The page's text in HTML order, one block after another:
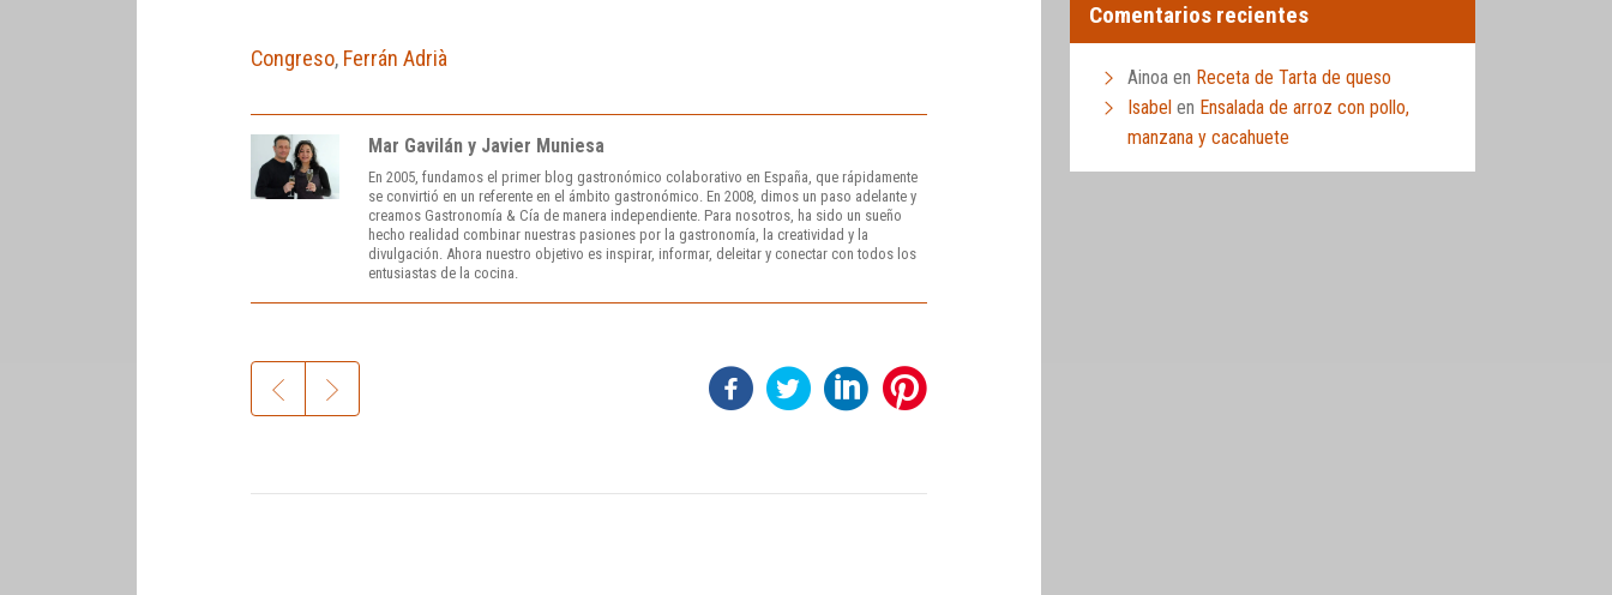
Congreso, Ferrán Adrià
Mar Gavilán y Javier Muniesa
En 2005, fundamos el primer blog gastronómico colaborativo en España, que rápidamente
se convirtió en un referente en el ámbito gastronómico. En 2008, dimos un paso adelante y
creamos Gastronomía & Cía de manera independiente. Para nosotros, ha sido un sueño
hecho realidad combinar nuestras pasiones por la gastronomía, la creatividad y la
divulgación. Ahora nuestro objetivo es inspirar, informar, deleitar y conectar con todos los
entusiastas de la cocina.
Comentarios recientes
Ainoa en Receta de Tarta de queso
Isabel en Ensalada de arroz con pollo,
manzana y cacahuete